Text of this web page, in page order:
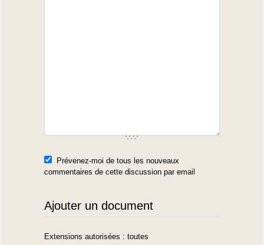
Prévenez-moi de tous les nouveaux
commentaires de cette discussion par email
Ajouter un document
Extensions autorisées : toutes